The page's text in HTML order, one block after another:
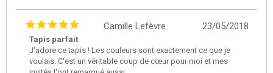
23/05/2018
Camille Lefèvre
Tapis parfait
J'adore ce tapis ! Les couleurs sont exactement ce que je
voulais. C'est un véritable coup de cœur pour moi et mes